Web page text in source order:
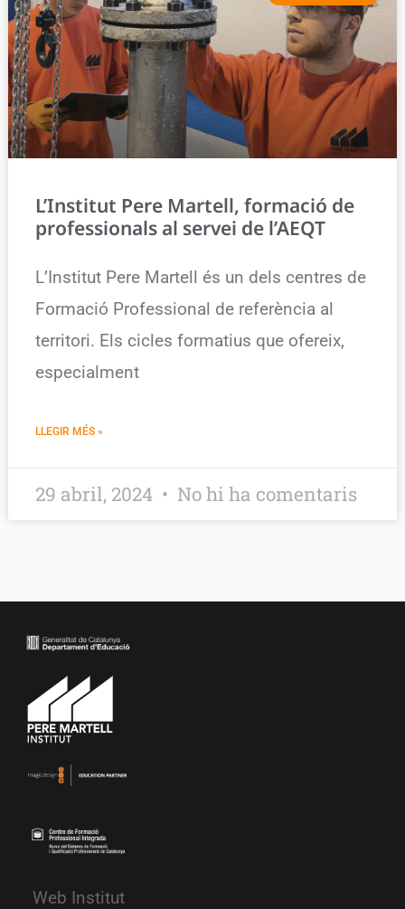
L’Institut Pere Martell, formació de
professionals al servei de l’AEQT
L’Institut Pere Martell és un dels centres de
Formació Professional de referència al
territori. Els cicles formatius que ofereix,
especialment
LLEGIR MÉS »
29 abril, 2024 No hi ha comentaris
Web Institut